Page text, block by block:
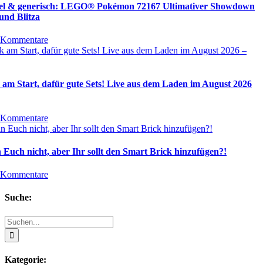
& generisch: LEGO® Pokémon 72167 Ultimativer Showdown
Blitza
Start, dafür gute Sets! Live aus dem Laden im August 2026
nicht, aber Ihr sollt den Smart Brick hinzufügen?!
Suche:
Suche
nach:
Kategorie: